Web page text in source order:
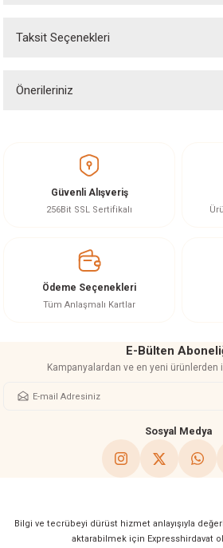
Ürün hakkında henüz soru
Taksit Seçenekleri
Önerileriniz
Görüş ve önerileriniz için teşekkür ederiz.
Ürün resmi kalitesiz, bozuk veya
Ürün bilgilerinde hatalar bulunuyor.
Bu ürüne benzer farklı alternatifler olmalı.
Güvenli Alışveriş
256Bit SSL Sertifikalı
Ödeme Seçenekleri
Tüm Anlaşmalı Kartlar
E-Bülten
Kampanyalardan ve en yeni ürünlerden
Sosyal Medya
Bilgi ve tecrübeyi dürüst hizmet anlayışıyla
aktarabilmek için Expresshirdavat